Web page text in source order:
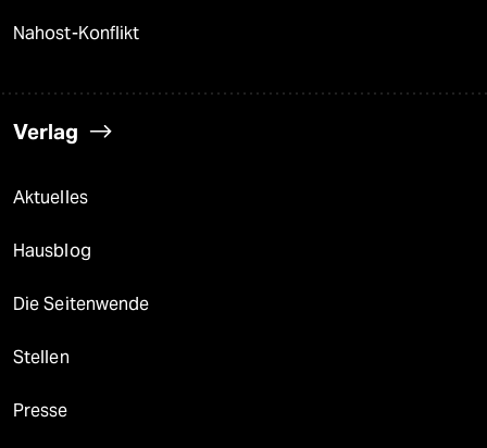
Nahost-Konflikt
Verlag
Aktuelles
Hausblog
Die Seitenwende
Stellen
Presse